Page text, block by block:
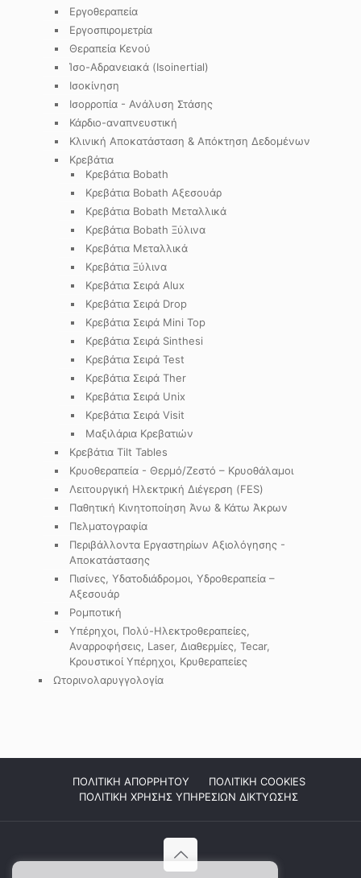
Εργοθεραπεία
Εργοσπιρομετρία
Θεραπεία Κενού
Ίσο-Αδρανειακά (Isoinertial)
Ισοκίνηση
Ισορροπία - Ανάλυση Στάσης
Κάρδιο-αναπνευστική
Κλινική Αποκατάσταση & Απόκτηση Δεδομένων
Κρεβάτια
Κρεβάτια Bobath
Κρεβάτια Bobath Αξεσουάρ
Κρεβάτια Bobath Μεταλλικά
Κρεβάτια Bobath Ξύλινα
Κρεβάτια Μεταλλικά
Κρεβάτια Ξύλινα
Κρεβάτια Σειρά Alux
Κρεβάτια Σειρά Drop
Κρεβάτια Σειρά Mini Top
Κρεβάτια Σειρά Sinthesi
Κρεβάτια Σειρά Test
Κρεβάτια Σειρά Ther
Κρεβάτια Σειρά Unix
Κρεβάτια Σειρά Visit
Μαξιλάρια Κρεβατιών
Κρεβάτια Tilt Tables
Κρυοθεραπεία - Θερμό/Ζεστό – Κρυοθάλαμοι
Λειτουργική Ηλεκτρική Διέγερση (FES)
Παθητική Κινητοποίηση Άνω & Κάτω Άκρων
Πελματογραφία
Περιβάλλοντα Εργαστηρίων Αξιολόγησης -
Αποκατάστασης
Πισίνες, Υδατοδιάδρομοι, Υδροθεραπεία –
Αξεσουάρ
Ρομποτική
Υπέρηχοι, Πολύ-Ηλεκτροθεραπείες,
Αναρροφήσεις, Laser, Διαθερμίες, Tecar,
Κρουστικοί Υπέρηχοι, Κρυθεραπείες
Ωτορινολαρυγγολογία
ΠΟΛΙΤΙΚΗ ΑΠΟΡΡΗΤΟΥ
ΠΟΛΙΤΙΚΗ COOKIES
ΠΟΛΙΤΙΚΗ ΧΡΗΣΗΣ ΥΠΗΡΕΣΙΩΝ ΔΙΚΤΥΩΣΗΣ